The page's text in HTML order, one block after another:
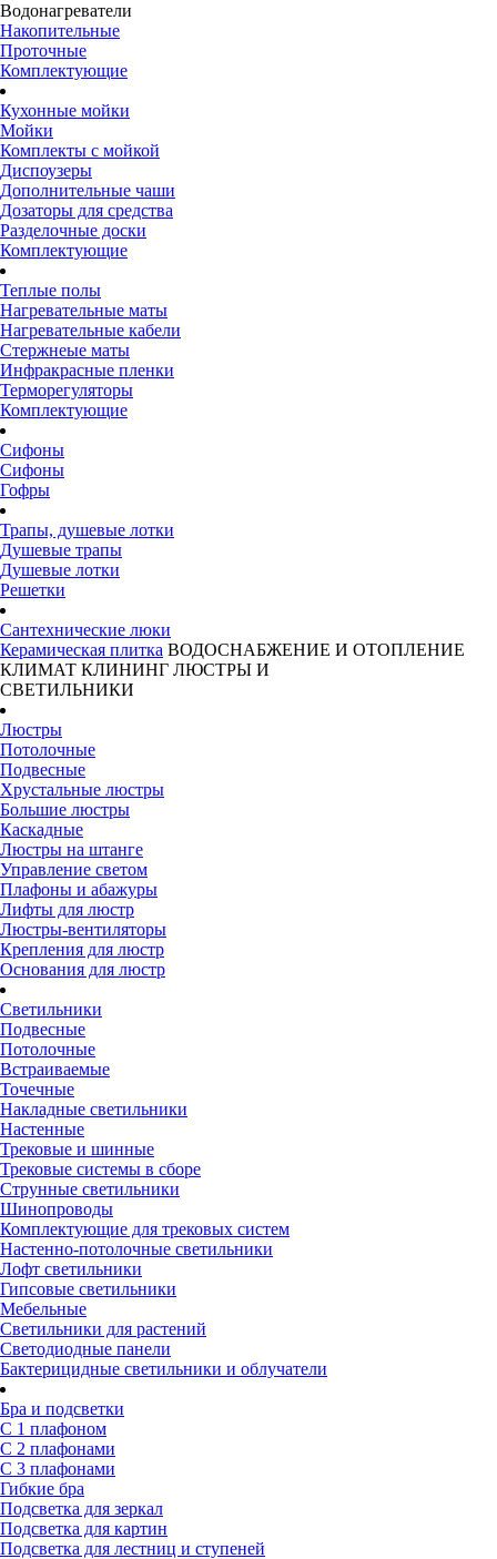
Водонагреватели
Накопительные
Проточные
Комплектующие
Кухонные мойки
Мойки
Комплекты с мойкой
Диспоузеры
Дополнительные чаши
Дозаторы для средства
Разделочные доски
Комплектующие
Теплые полы
Нагревательные маты
Нагревательные кабели
Стержнеые маты
Инфракрасные пленки
Терморегуляторы
Комплектующие
Сифоны
Сифоны
Гофры
Трапы, душевые лотки
Душевые трапы
Душевые лотки
Решетки
Сантехнические люки
Керамическая плитка ВОДОСНАБЖЕНИЕ И ОТОПЛЕНИЕ
КЛИМАТ КЛИНИНГ ЛЮСТРЫ И
СВЕТИЛЬНИКИ
Люстры
Потолочные
Подвесные
Хрустальные люстры
Большие люстры
Каскадные
Люстры на штанге
Управление светом
Плафоны и абажуры
Лифты для люстр
Люстры-вентиляторы
Крепления для люстр
Основания для люстр
Светильники
Подвесные
Потолочные
Встраиваемые
Точечные
Накладные светильники
Настенные
Трековые и шинные
Трековые системы в сборе
Струнные светильники
Шинопроводы
Комплектующие для трековых систем
Настенно-потолочные светильники
Лофт светильники
Гипсовые светильники
Мебельные
Светильники для растений
Светодиодные панели
Бактерицидные светильники и облучатели
Бра и подсветки
С 1 плафоном
С 2 плафонами
С 3 плафонами
Гибкие бра
Подсветка для зеркал
Подсветка для картин
Подсветка для лестниц и ступеней